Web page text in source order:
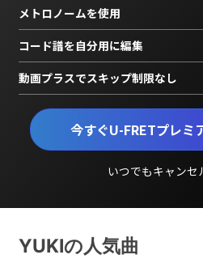
今すぐU-FRETプレミ
いつでもキャンセ
メトロノームを使用
コード譜を自分用に編集
動画プラスでスキップ制限なし
YUKIの人気曲